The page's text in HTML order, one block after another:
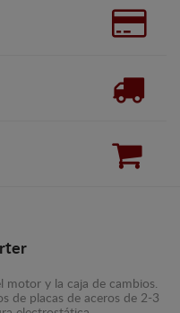
motor y la caja de cambios.
de placas de aceros de 2-3